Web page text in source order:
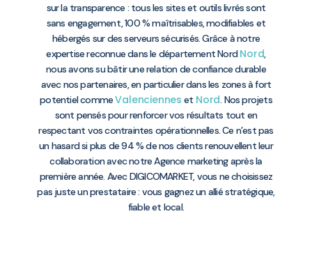
sur la transparence : tous les sites et outils livrés sont
sans engagement, 100 % maîtrisables, modifiables et
hébergés sur des serveurs sécurisés. Grâce à notre
expertise reconnue dans le département NordNord,
nous avons su bâtir une relation de confiance durable
avec nos partenaires, en particulier dans les zones à fort
potentiel commeValenciennes et Nord. Nos projets
sont pensés pour renforcer vos résultats tout en
respectant vos contraintes opérationnelles. Ce n’est pas
un hasard si plus de 94 % de nos clients renouvellent leur
collaboration avec notre Agence marketing après la
première année. Avec DIGICOMARKET, vous ne choisissez
pas juste un prestataire : vous gagnez un allié stratégique,
fiable et local.